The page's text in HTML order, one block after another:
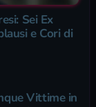
Sei Ex
e Cori di
Vittime in